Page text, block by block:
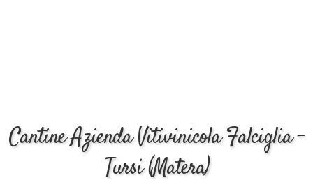
Cantine Azienda Vitivinicola Falciglia -
Tursi (Matera)